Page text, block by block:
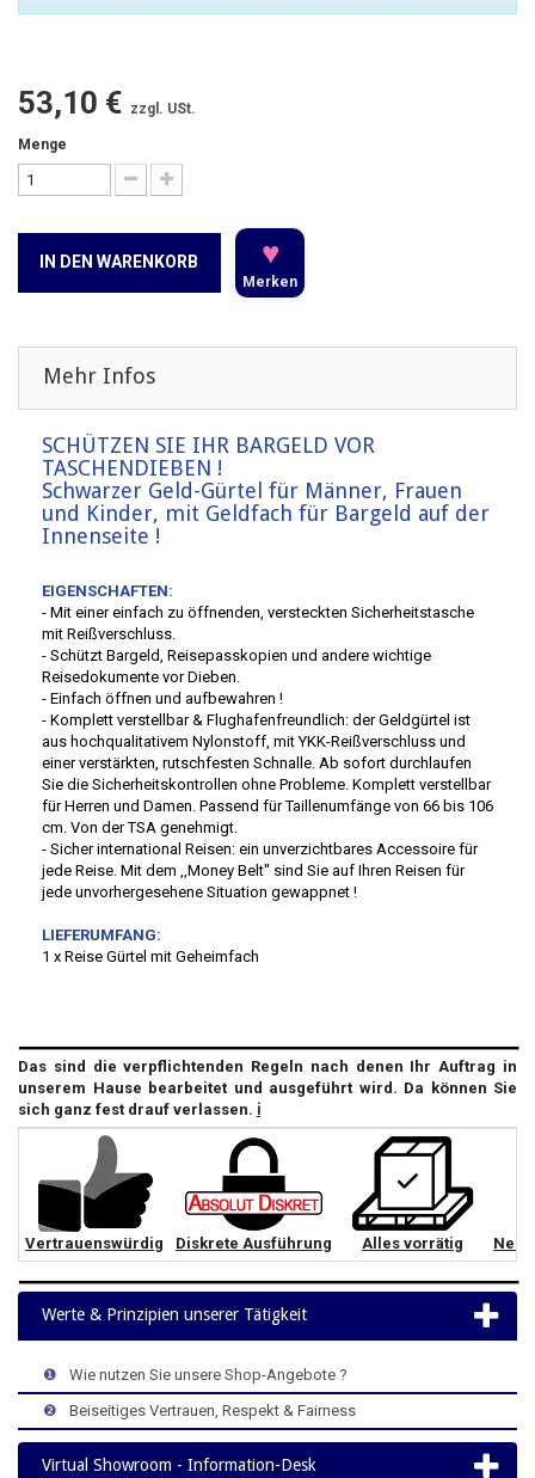
53,10 € zzgl. USt.
Menge
IN DEN WARENKORB ♥
Merken
Mehr Infos
SCHÜTZEN SIE IHR BARGELD VOR
TASCHENDIEBEN !
Schwarzer Geld-Gürtel für Männer, Frauen
und Kinder, mit Geldfach für Bargeld auf der
Innenseite !
EIGENSCHAFTEN:
- Mit einer einfach zu öffnenden, versteckten Sicherheitstasche
mit Reißverschluss.
- Schützt Bargeld, Reisepasskopien und andere wichtige
Reisedokumente vor Dieben.
- Einfach öffnen und aufbewahren !
- Komplett verstellbar & Flughafenfreundlich: der Geldgürtel ist
aus hochqualitativem Nylonstoff, mit YKK-Reißverschluss und
einer verstärkten, rutschfesten Schnalle. Ab sofort durchlaufen
Sie die Sicherheitskontrollen ohne Probleme. Komplett verstellbar
für Herren und Damen. Passend für Taillenumfänge von 66 bis 106
cm. Von der TSA genehmigt.
- Sicher international Reisen: ein unverzichtbares Accessoire für
jede Reise. Mit dem ,,Money Belt'' sind Sie auf Ihren Reisen für
jede unvorhergesehene Situation gewappnet !
LIEFERUMFANG:
1 x Reise Gürtel mit Geheimfach
Das sind die verpflichtenden Regeln nach denen Ihr Auftrag in
unserem Hause bearbeitet und ausgeführt wird. Da können Sie
sich ganz fest drauf verlassen. ℹ️
Vertrauenswürdig Diskrete Ausführung Alles vorrätig
Werte & Prinzipien unserer Tätigkeit
❶
Wie nutzen Sie unsere Shop-Angebote ?
❷ Beiseitiges Vertrauen, Respekt & Fairness
Virtual Showroom - Information-Desk